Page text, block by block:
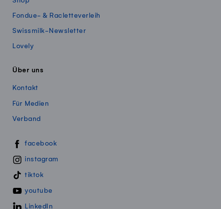
Fondue- & Racletteverleih
Swissmilk-Newsletter
Lovely
Über uns
Kontakt
Für Medien
Verband
Swissmillk auf Social Media
facebook
instagram
tiktok
youtube
LinkedIn